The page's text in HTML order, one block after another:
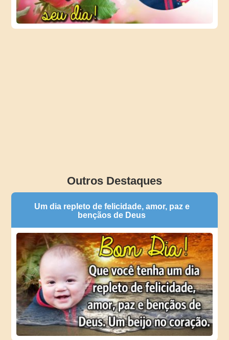
Outros Destaques
Um dia repleto de felicidade, amor, paz e
bençãos de Deus